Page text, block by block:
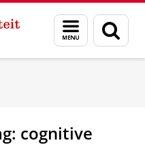
Menu
en
zoeken
Innovation Management &
cognitive